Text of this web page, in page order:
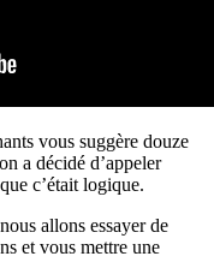
vous suggère douze
a décidé d’appeler
c’était logique.
allons essayer de
et vous mettre une